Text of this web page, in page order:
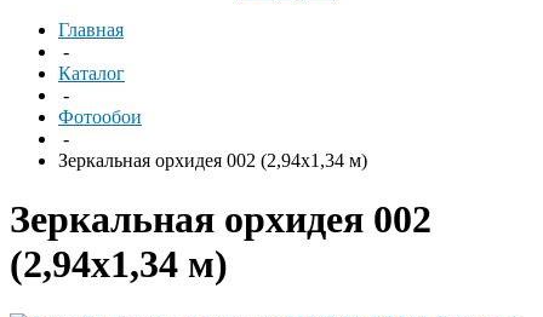
Главная
-
Каталог
-
Фотообои
-
Зеркальная орхидея 002 (2,94х1,34 м)
Зеркальная орхидея 002
(2,94х1,34 м)